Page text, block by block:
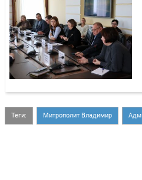
Теги: Митрополит Владимир